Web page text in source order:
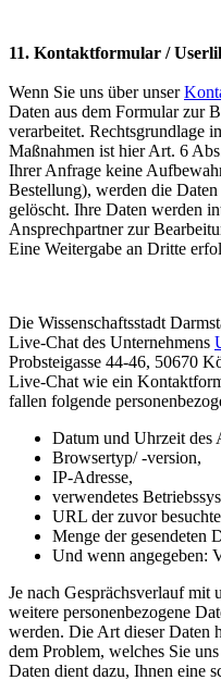
11. Kontaktformular /
Wenn Sie uns über unser
Daten aus dem Formular zur
verarbeitet. Rechtsgrundlage
Maßnahmen ist hier Art. 6
Ihrer Anfrage keine
Bestellung), werden die
gelöscht. Ihre Daten werden
Ansprechpartner zur
Eine Weitergabe an Dritte
Die Wissenschaftsstadt
Live-Chat des Unternehmens
Probsteigasse 44-46, 50670
Live-Chat wie ein
fallen folgende
Datum und Uhrzeit des
Browsertyp/ -version,
IP-Adresse,
verwendetes
URL der zuvor
Menge der gesendeten
Und wenn angegeben:
Je nach Gesprächsverlauf mit
weitere personenbezogene
werden. Die Art dieser Daten
dem Problem, welches Sie
Daten dient dazu, Ihnen eine